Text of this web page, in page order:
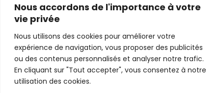
Nous accordons de l'importance à votre
vie privée
Nous utilisons des cookies pour améliorer votre
expérience de navigation, vous proposer des publicités
ou des contenus personnalisés et analyser notre trafic.
En cliquant sur "Tout accepter", vous consentez à notre
utilisation des cookies.
Peinture
Abstrait
Portrait
Contact
Politique du magasin
Copyright © 2026 Belart Gallery | Powered by Carre agency